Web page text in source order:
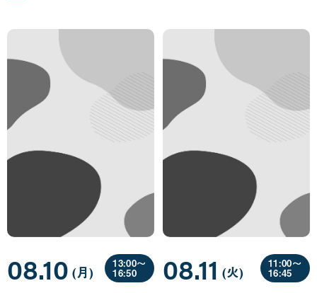
08.10 (月曜
日
)
13:00〜
16:50 08.11 (火曜
日
)
11:00〜
16:45